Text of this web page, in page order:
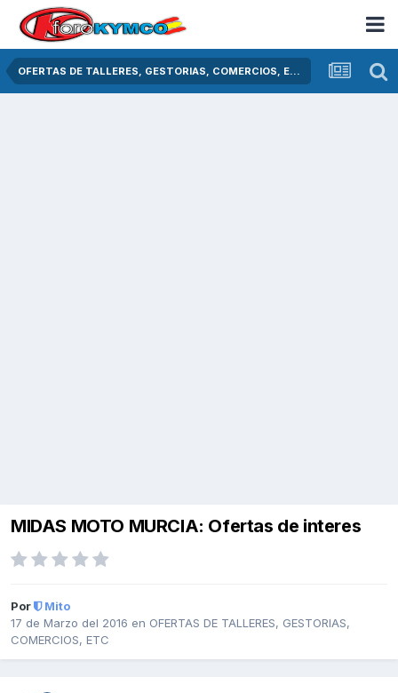
OFERTAS DE TALLERES, GESTORIAS, COMERCIOS, ETC
MIDAS MOTO MURCIA: Ofertas de interes
Por
Mito
17 de Marzo del 2016 en OFERTAS DE TALLERES, GESTORIAS,
COMERCIOS, ETC